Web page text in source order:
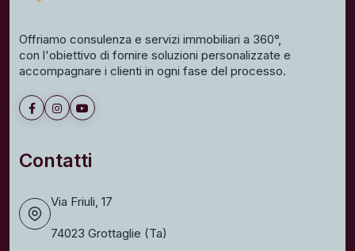
Offriamo consulenza e servizi immobiliari a 360°,
con l'obiettivo di fornire soluzioni personalizzate e
accompagnare i clienti in ogni fase del processo.
Contatti
Via Friuli, 17
74023 Grottaglie (Ta)